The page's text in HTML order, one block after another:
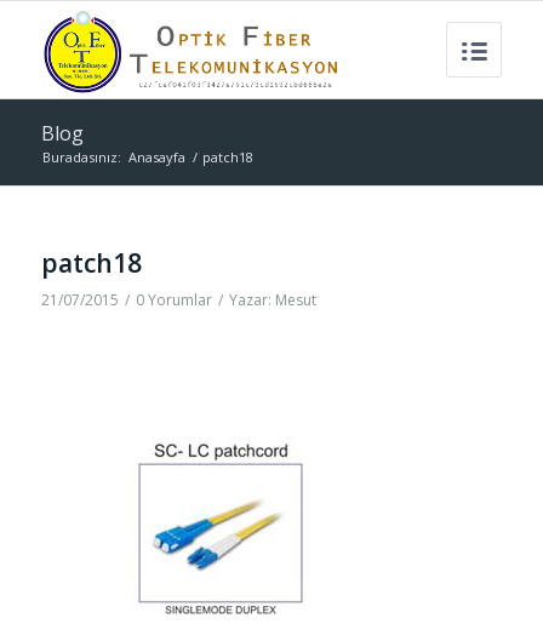
Blog
Buradasınız: Anasayfa / patch18
patch18
21/07/2015 / 0 Yorumlar / Yazar: Mesut